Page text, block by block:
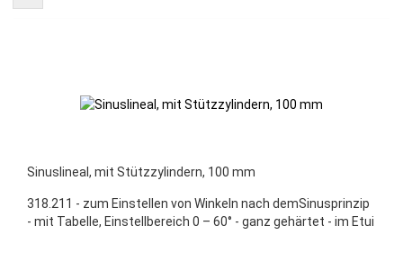
Sinuslineal, mit Stützzylindern, 100 mm
318.211 - zum Einstellen von Winkeln nach demSinusprinzip
- mit Tabelle, Einstellbereich 0 – 60° - ganz gehärtet - im Etui